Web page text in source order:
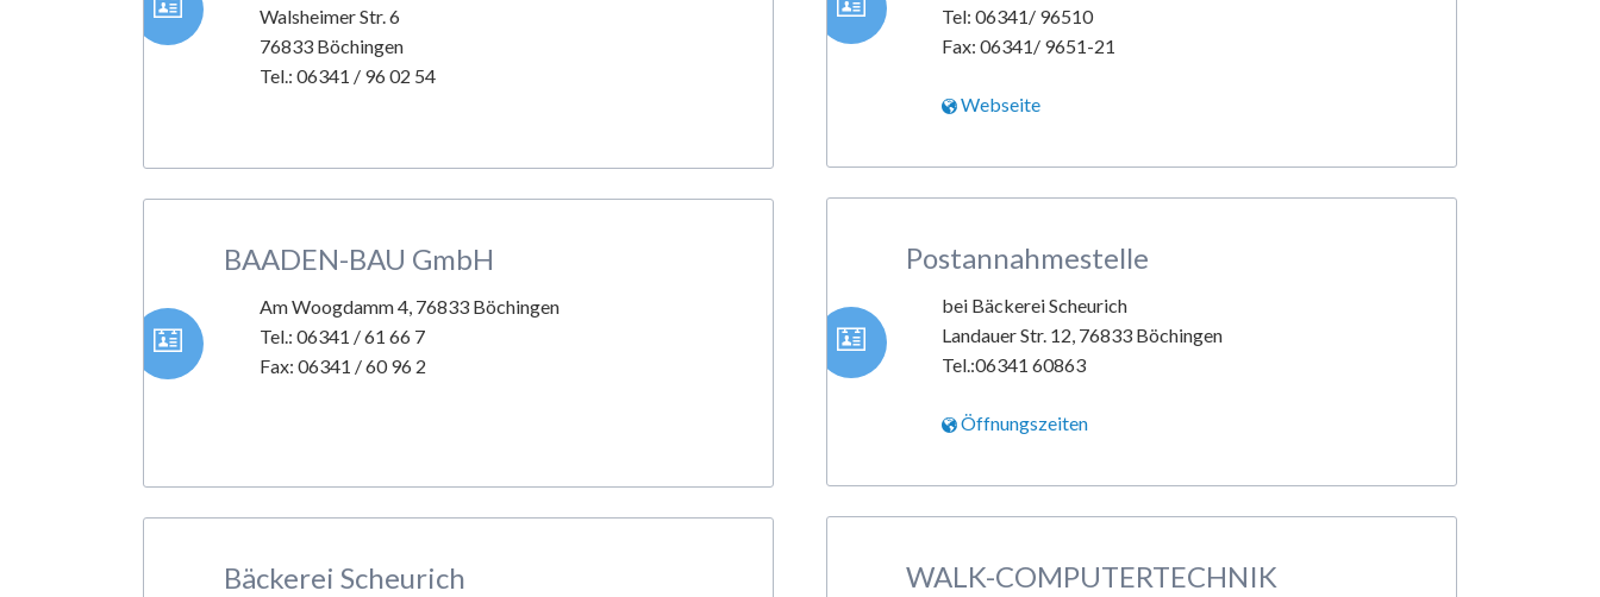
Walsheimer Str. 6
76833 Böchingen
Tel.: 06341 / 96 02 54
BAADEN-BAU GmbH
Am Woogdamm 4, 76833 Böchingen
Tel.: 06341 / 61 66 7
Fax: 06341 / 60 96 2
Bäckerei Scheurich
Tel: 06341/ 96510
Fax: 06341/ 9651-21
Webseite
Postannahmestelle
bei Bäckerei Scheurich
Landauer Str. 12, 76833 Böchingen
Tel.:06341 60863
Öffnungszeiten
WALK-COMPUTERTECHNIK